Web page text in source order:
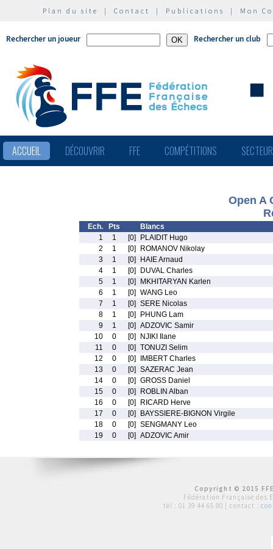
Plan du site | Contact | Publications | Mon
Rechercher un joueur Rechercher un club
ACCUEIL DÉCOUVRIR FFE COMPÉTITIONS
Open A
Ech. Pts
Blancs
1
1 [0]
PLAIDIT Hugo
2
1 [0]
ROMANOV Nikolay
3
1 [0]
HAIE Arnaud
4
1 [0]
DUVAL Charles
5
1 [0]
MKHITARYAN Karlen
6
1 [0] WANG Leo
7
1 [0] SERE Nicolas
8
1 [0]
PHUNG Lam
9
1 [0] ADZOVIC Samir
10
0 [0]
NJIKI Ilane
11
0 [0] TONUZI Selim
12
0 [0]
IMBERT Charles
13
0 [0] SAZERAC Jean
14
0 [0] GROSS Daniel
15
0 [0]
ROBLIN Alban
16
0 [0]
RICARD Herve
17
0 [0]
BAYSSIERE-BIGNON Virgile
18
0 [0] SENGMANY Leo
19
0 [0] ADZOVIC Amir
Copyright © 2015
Fédération Française des
tél : 01 39 44 65 80 | contact :